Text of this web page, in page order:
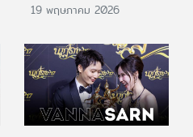
19 พฤษภาคม 2026